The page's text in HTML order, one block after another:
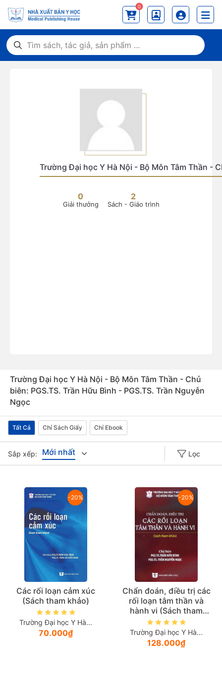
0
Trường Đại học Y Hà Nội - Bộ Môn Tâm Thần -
0
Giải thưởng
2
Sách - Giáo trình
Trường Đại học Y Hà Nội - Bộ Môn Tâm Thần - Chủ
biên: PGS.TS. Trần Hữu Bình - PGS.TS. Trần Nguyễn
Ngọc
Tất Cả Chỉ Sách Giấy Chỉ Ebook
Sắp xếp: Mới nhất Lọc
Giá thấp đần
Năm xuất bản
Mới nhất
-20%
Các rối loạn cảm xúc
(Sách tham khảo)
Trường Đại học Y Hà...
70.000₫
-20%
Chẩn đoán, điều trị các
rối loạn tâm thần và
hành vi (Sách tham
khảo)
Trường Đại học Y Hà...
128.000₫